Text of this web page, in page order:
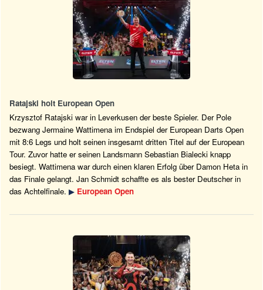
Ratajski holt European Open
Krzysztof Ratajski war in Leverkusen der beste Spieler. Der Pole
bezwang Jermaine Wattimena im Endspiel der European Darts Open
mit 8:6 Legs und holt seinen insgesamt dritten Titel auf der European
Tour. Zuvor hatte er seinen Landsmann Sebastian Bialecki knapp
besiegt. Wattimena war durch einen klaren Erfolg über Damon Heta in
das Finale gelangt. Jan Schmidt schaffte es als bester Deutscher in
das Achtelfinale. ▶ European Open